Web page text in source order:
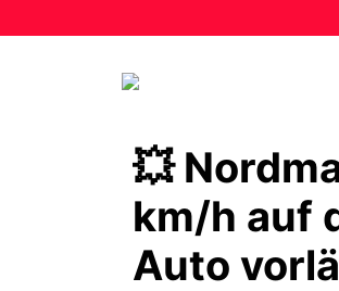
💥
km/h auf
Auto